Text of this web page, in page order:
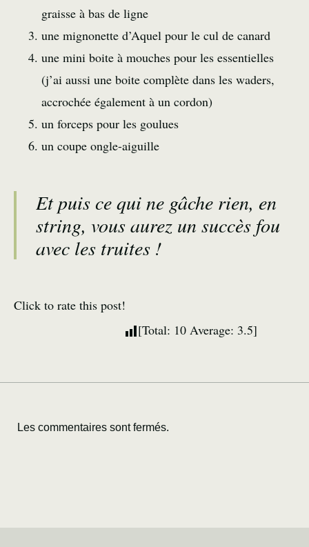
graisse à bas de ligne
une mignonette d’Aquel pour le cul de canard
une mini boite à mouches pour les essentielles
(j’ai aussi une boite complète dans les waders,
accrochée également à un cordon)
un forceps pour les goulues
un coupe ongle-aiguille
Et puis ce qui ne gâche rien, en
string, vous aurez un succès fou
avec les truites !
Click to rate this post!
[Total: 10 Average: 3.5]
Les commentaires sont fermés.